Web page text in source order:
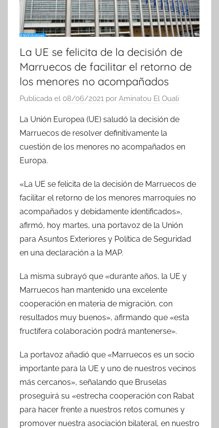
La UE se felicita de la decisión de
Marruecos de facilitar el retorno de
los menores no acompañados
Publicada el 08/06/2021 por Aminatou El Ouali
La Unión Europea (UE) saludó la decisión de
Marruecos de resolver definitivamente la
cuestión de los menores no acompañados en
Europa.
«La UE se felicita de la decisión de Marruecos de
facilitar el retorno de los menores marroquíes no
acompañados y debidamente identificados»,
afirmó, hoy martes, una portavoz de la Unión
para Asuntos Exteriores y Política de Seguridad
en una declaración a la MAP.
La misma subrayó que «durante años, la UE y
Marruecos han mantenido una excelente
cooperación en materia de migración, con
resultados muy buenos», afirmando que «esta
fructífera colaboración podrá mantenerse».
La portavoz añadió que «Marruecos es un socio
importante para la UE y uno de nuestros vecinos
más cercanos», señalando que Bruselas
proseguirá su «estrecha cooperación con Rabat
para hacer frente a nuestros retos comunes y
promover nuestra asociación bilateral, en nuestro